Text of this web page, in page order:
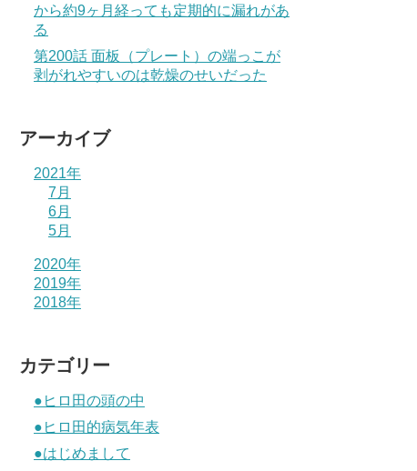
から約9ヶ月経っても定期的に漏れがあ
る
第200話 面板（プレート）の端っこが
剥がれやすいのは乾燥のせいだった
アーカイブ
2021年
7月
6月
5月
2020年
2019年
2018年
カテゴリー
●ヒロ田の頭の中
●ヒロ田的病気年表
●はじめまして